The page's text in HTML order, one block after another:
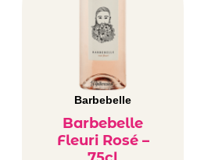
Barbebelle
Barbebelle
Fleuri Rosé –